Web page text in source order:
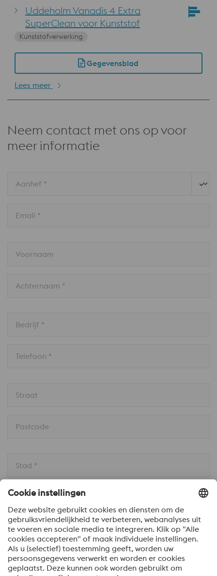
Uddeholm Vanadis 4 Extra
SuperClean voor Kunststof
Kunststofverwerking
Gegevensblad
Lees meer
Neem contact met ons op voor
meer informatie
Aanhef *
Email *
Voornaam
Achternaam *
Bedrijf *
Telefoon *
Straat
Postcode
Stad *
Land *
Bericht *